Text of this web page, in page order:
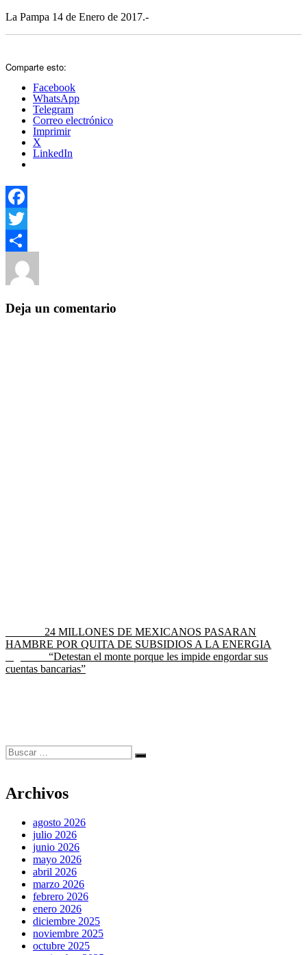
La Pampa 14 de Enero de 2017.-
Comparte esto:
Facebook
WhatsApp
Telegram
Correo electrónico
Imprimir
X
LinkedIn
Facebook
Twitter
Compartir
Deja un comentario
Navegación
de
entradas
Entrada
anterior:
24 MILLONES DE MEXICANOS PASARAN
HAMBRE POR QUITA DE SUBSIDIOS A LA ENERGIA
Entrada
siguiente:
“Detestan el monte porque les impide engordar sus
cuentas bancarias”
Buscar
por:
Buscar
Archivos
agosto 2026
julio 2026
junio 2026
mayo 2026
abril 2026
marzo 2026
febrero 2026
enero 2026
diciembre 2025
noviembre 2025
octubre 2025